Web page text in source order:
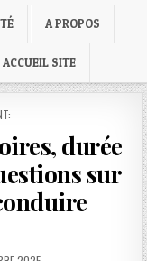
A PROPOS
ACCUEIL SITE
durée
sur